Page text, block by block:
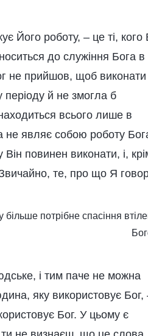
Його роботу, – це ті, кого
до служіння Бога в
не прийшов, щоб виконати
й не змогла б
всього лише в
не являє собою роботу
повинен виконати, і,
Звичайно, те, про що Я
потрібне спасіння
і тим паче не можна
яку використовує Бог,
Бог. У цьому є